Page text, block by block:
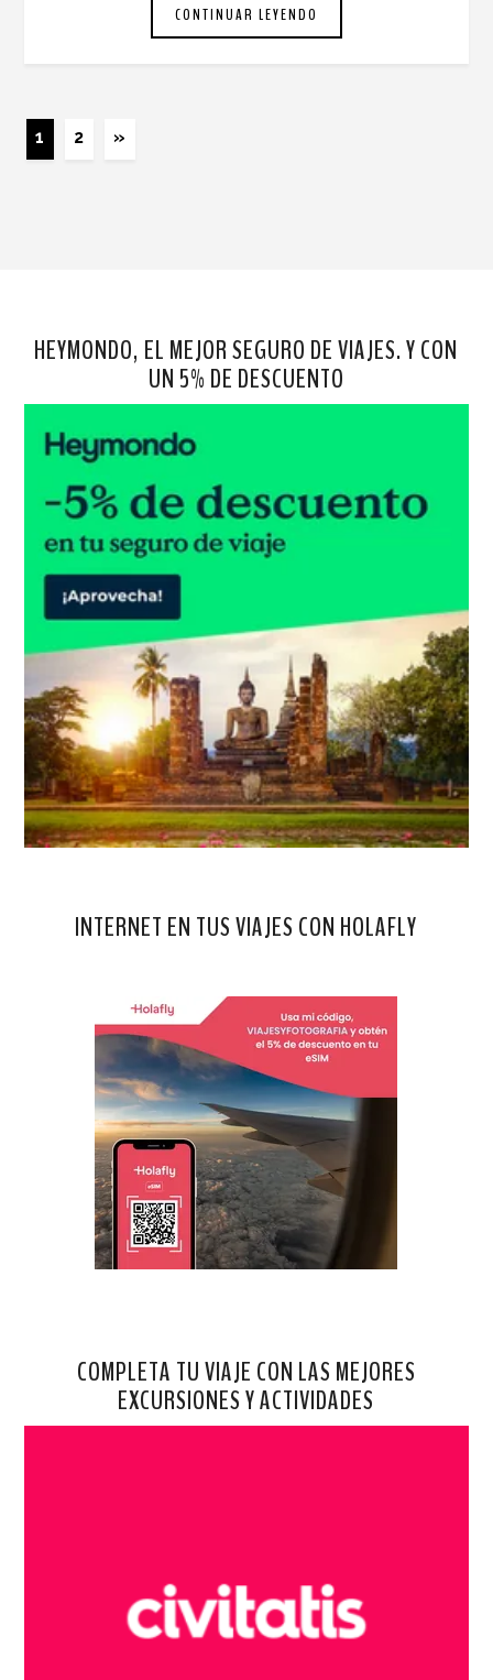
CONTINUAR LEYENDO
1 2 »
HEYMONDO, EL MEJOR SEGURO DE VIAJES. Y CON
UN 5% DE DESCUENTO
INTERNET EN TUS VIAJES CON HOLAFLY
COMPLETA TU VIAJE CON LAS MEJORES
EXCURSIONES Y ACTIVIDADES